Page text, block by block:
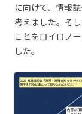
に向けて、情報
考えました。そ
ことをロイロノ
した。